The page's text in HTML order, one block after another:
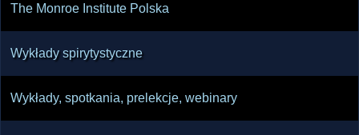
The Monroe Institute Polska
Wykłady spirytystyczne
Wykłady, spotkania, prelekcje, webinary